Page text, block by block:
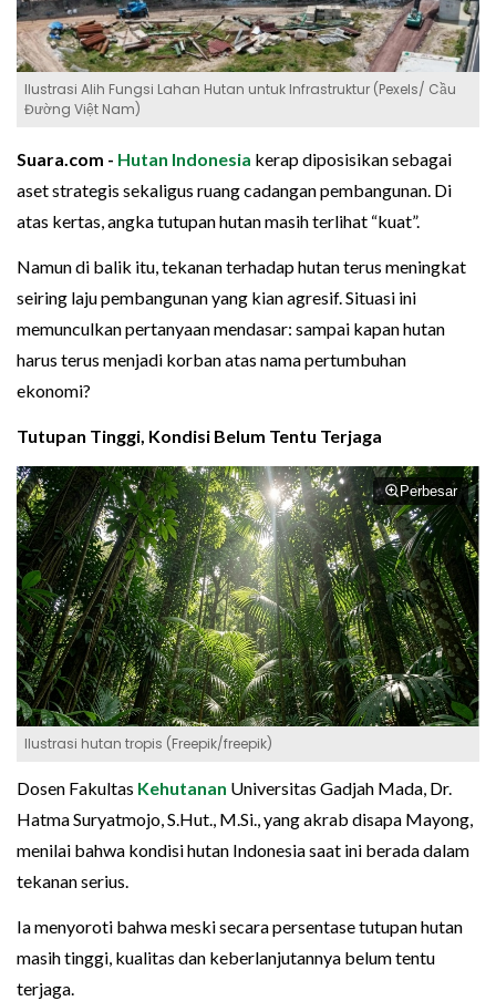
Ilustrasi Alih Fungsi Lahan Hutan untuk Infrastruktur (Pexels/ Cầu
Đường Việt Nam)
Suara.com - Hutan Indonesia kerap diposisikan sebagai
aset strategis sekaligus ruang cadangan pembangunan. Di
atas kertas, angka tutupan hutan masih terlihat “kuat”.
Namun di balik itu, tekanan terhadap hutan terus meningkat
seiring laju pembangunan yang kian agresif. Situasi ini
memunculkan pertanyaan mendasar: sampai kapan hutan
harus terus menjadi korban atas nama pertumbuhan
ekonomi?
Tutupan Tinggi, Kondisi Belum Tentu Terjaga
Perbesar
Ilustrasi hutan tropis (Freepik/freepik)
Dosen Fakultas Kehutanan Universitas Gadjah Mada, Dr.
Hatma Suryatmojo, S.Hut., M.Si., yang akrab disapa Mayong,
menilai bahwa kondisi hutan Indonesia saat ini berada dalam
tekanan serius.
Ia menyoroti bahwa meski secara persentase tutupan hutan
masih tinggi, kualitas dan keberlanjutannya belum tentu
terjaga.